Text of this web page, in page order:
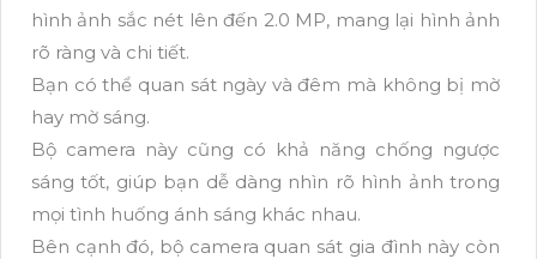
hình ảnh sắc nét lên đến 2.0 MP, mang lại hình ảnh
rõ ràng và chi tiết.
Bạn có thể quan sát ngày và đêm mà không bị mờ
hay mờ sáng.
Bộ camera này cũng có khả năng chống ngược
sáng tốt, giúp bạn dễ dàng nhìn rõ hình ảnh trong
mọi tình huống ánh sáng khác nhau.
Bên cạnh đó, bộ camera quan sát gia đình này còn